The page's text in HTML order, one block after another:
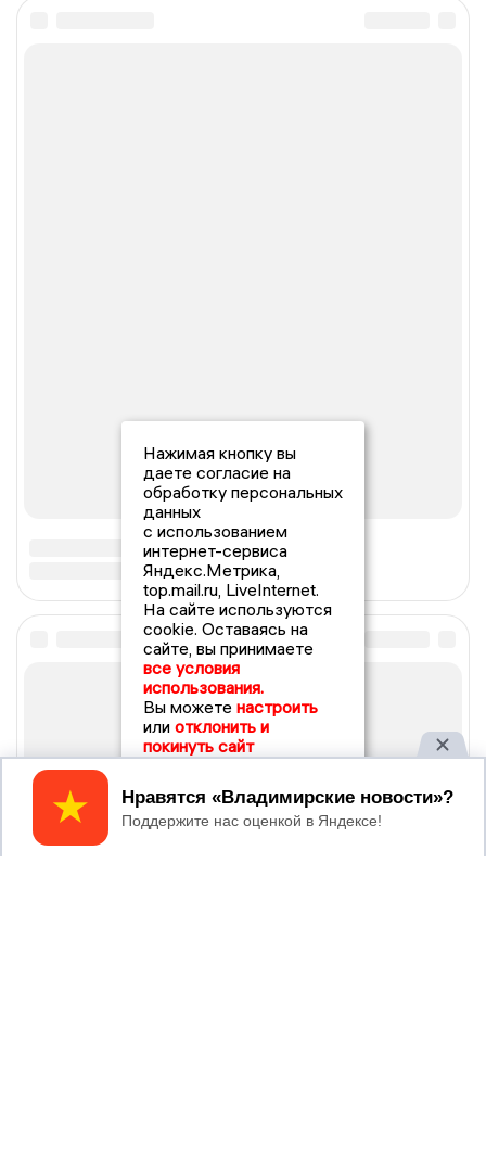
Нажимая кнопку вы
даете согласие на
обработку персональных
данных
с использованием
интернет-сервиса
Яндекс.Метрика,
top.mail.ru, LiveInternet.
На сайте используются
cookie. Оставаясь на
сайте, вы принимаете
все условия
использования.
Вы можете настроить
или отклонить и
покинуть сайт
Принять